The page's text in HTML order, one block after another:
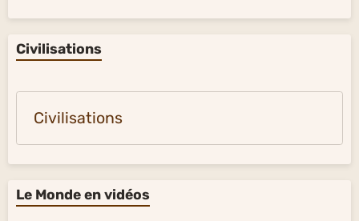
Civilisations
Civilisations
Le Monde en vidéos